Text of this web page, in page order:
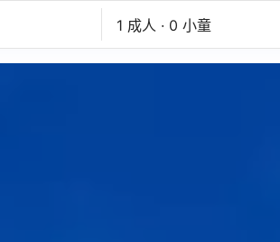
1 成人 · 0 小童